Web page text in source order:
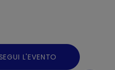
L'EVENTO